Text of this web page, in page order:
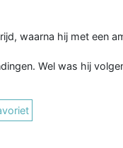
waarna hij met een
Wel was hij